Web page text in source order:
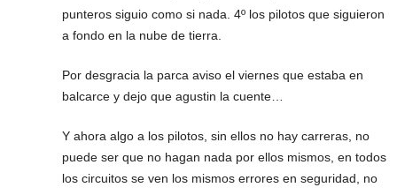
punteros siguio como si nada. 4º los pilotos que siguieron
a fondo en la nube de tierra.
Por desgracia la parca aviso el viernes que estaba en
balcarce y dejo que agustin la cuente…
Y ahora algo a los pilotos, sin ellos no hay carreras, no
puede ser que no hagan nada por ellos mismos, en todos
los circuitos se ven los mismos errores en seguridad, no